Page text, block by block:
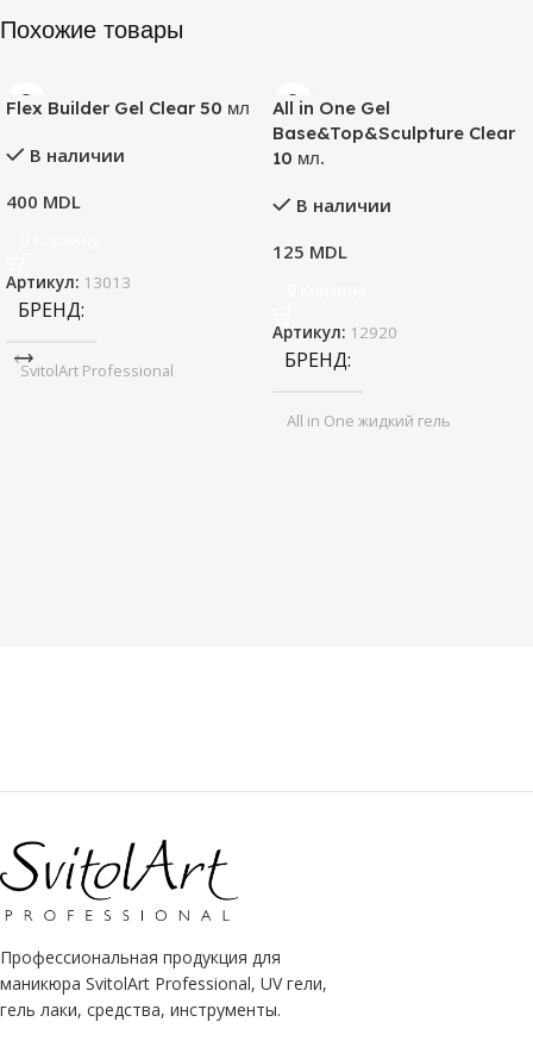
Похожие товары
Flex Builder Gel Clear 50 мл
В наличии
400 MDL
Артикул: 13013
БРЕНД
SvitolArt Professional
All in One Gel
Base&Top&Sculpture Clear
10 мл.
В наличии
125 MDL
Артикул: 12920
БРЕНД
All in One жидкий гель
UV гель-лак
Профессиональная продукция для
маникюра SvitolArt Professional, UV гели,
гель лаки, средства, инструменты.